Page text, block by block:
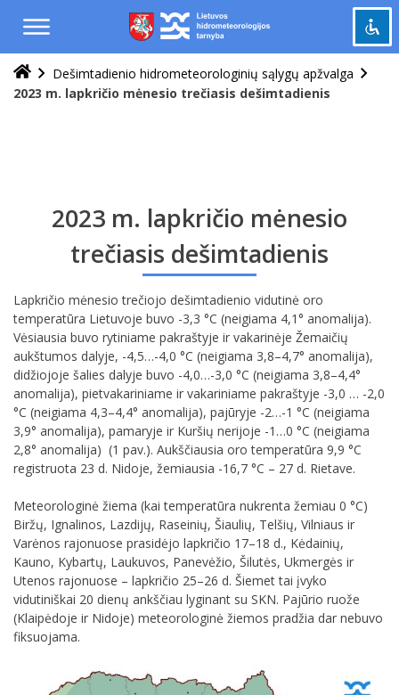
title Pažymėti antraštes
Padidinti šriftą
Šviesus kontrastas
Tamsus kontrastas
Grąžinti
viską
į
pradinę
būseną
cached
turinį
Dešimtadienio hidrometeorologinių sąlygų apžvalga
2023 m. lapkričio mėnesio trečiasis dešimtadienis
2023 m. lapkričio mėnesio
trečiasis dešimtadienis
Lapkričio mėnesio trečiojo dešimtadienio vidutinė oro
temperatūra Lietuvoje buvo -3,3 °C (neigiama 4,1° anomalija).
Vėsiausia buvo rytiniame pakraštyje ir vakarinėje Žemaičių
aukštumos dalyje, -4,5…-4,0 °C (neigiama 3,8–4,7° anomalija),
didžiojoje šalies dalyje buvo -4,0…-3,0 °C (neigiama 3,8–4,4°
anomalija), pietvakariniame ir vakariniame pakraštyje -3,0 … -2,0
°C (neigiama 4,3–4,4° anomalija), pajūryje -2…-1 °C (neigiama
3,9° anomalija), pamaryje ir Kuršių nerijoje -1…0 °C (neigiama
2,8° anomalija) (1 pav.). Aukščiausia oro temperatūra 9,9 °C
registruota 23 d. Nidoje, žemiausia -16,7 °C – 27 d. Rietave.
Meteorologinė žiema (kai temperatūra nukrenta žemiau 0 °C)
Biržų, Ignalinos, Lazdijų, Raseinių, Šiaulių, Telšių, Vilniaus ir
Varėnos rajonuose prasidėjo lapkričio 17–18 d., Kėdainių,
Kauno, Kybartų, Laukuvos, Panevėžio, Šilutės, Ukmergės ir
Utenos rajonuose – lapkričio 25–26 d. Šiemet tai įvyko
vidutiniškai 20 dienų ankščiau lyginant su SKN. Pajūrio ruože
(Klaipėdoje ir Nidoje) meteorologinė žiemos pradžia dar nebuvo
fiksuojama.